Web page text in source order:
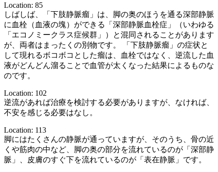
Location: 85
しばしば、「下肢静脈瘤」は、脚の奥のほうを通る深部静脈
に血栓（血液の塊）ができる「深部静脈血栓症」（いわゆる
「エコノミークラス症候群」）と混同されることがあります
が、両者はまったくの別物です。 「下肢静脈瘤」の症状と
して現れるボコボコとした瘤は、血栓ではなく、逆流した血
液がどんどん溜ることで血管が太くなった結果によるものな
のです。
Location: 102
逆流があれば治療を検討する必要がありますが、なければ、
不安を感じる必要はなし。
Location: 113
脚にはたくさんの静脈が通っていますが、そのうち、骨の近
くや筋肉の中など、脚の奥の部分を流れているのが「深部静
脈」、皮膚のすぐ下を流れているのが「表在静脈」です。